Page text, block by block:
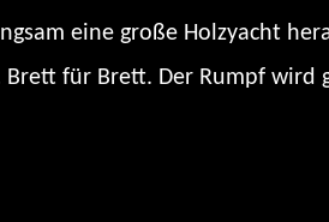
eine große Holzyacht
für Brett. Der Rumpf wird